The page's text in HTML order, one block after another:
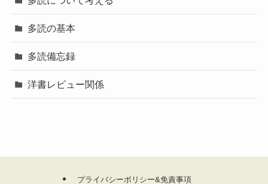
多読の基本
多読備忘録
洋書レビュー関係
プライバシーポリシー&免責事項